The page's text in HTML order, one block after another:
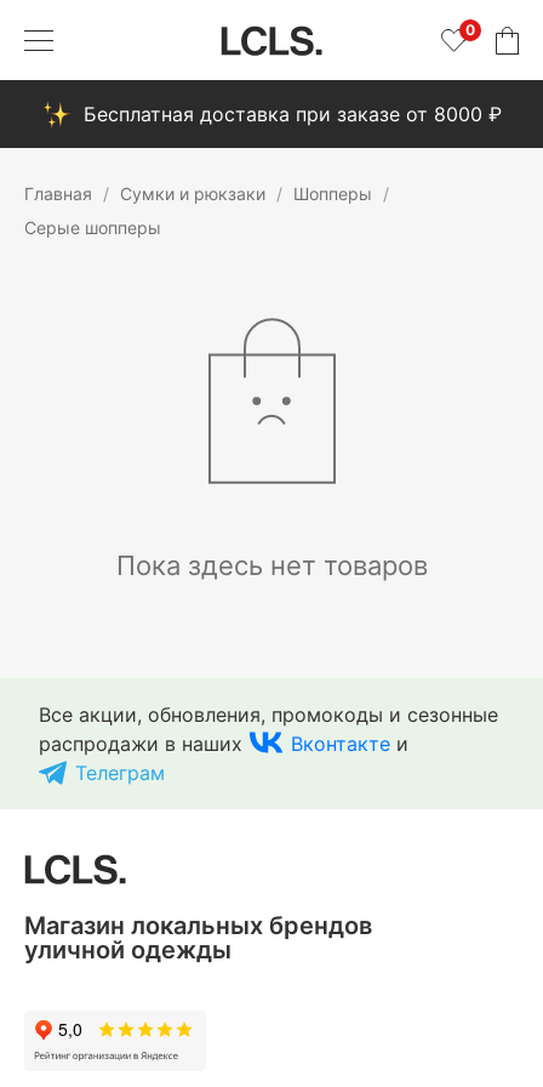
0
Бесплатная доставка при заказе от 8000 ₽
Главная Сумки и рюкзаки
Шопперы
Серые шопперы
Пока здесь нет товаров
Все акции, обновления, промокоды и сезонные
распродажи в наших
Вконтакте и
Телеграм
Магазин локальных брендов
уличной одежды